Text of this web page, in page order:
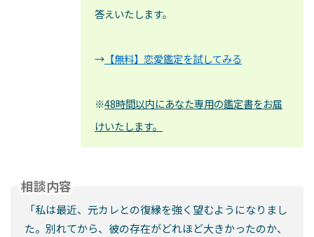
答えいたします。
→ 【無料】恋愛鑑定を試してみる
※48時間以内にあなた専用の鑑定書をお届
けいたします。
相談内容
「私は最近、元カレとの復縁を強く望むようになりまし
た。別れてから、彼の存在がどれほど大きかったのか、